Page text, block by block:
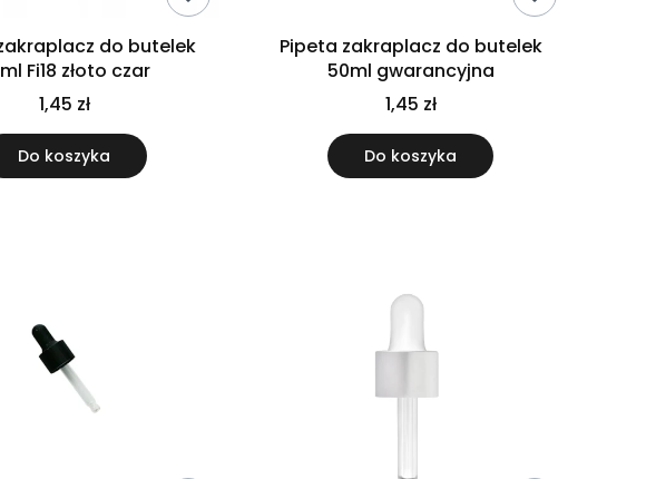
do butelek
Fi18 złoto czar
1,45 zł
Do koszyka
Pipeta zakraplacz do butelek
50ml gwarancyjna
1,45 zł
Do koszyka